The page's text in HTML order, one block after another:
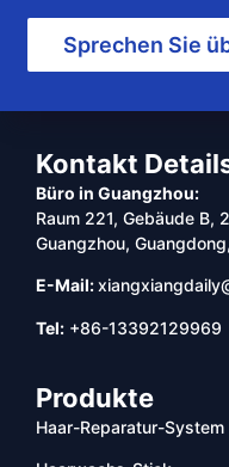
Sprechen Sie
Kontakt
Büro in Guangzhou:
Raum 221, Gebäude B,
Guangzhou,
E-Mail:
Tel: +86-13392129969
Produkte
Haar-Reparatur-System